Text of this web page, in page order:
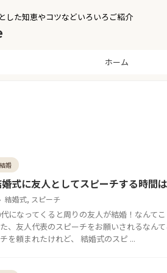
した知恵やコツなどいろいろご紹介
ホーム
結婚
式に友人としてスピーチする時間
結婚式, スピーチ
になってくると周りの友人が結婚！なんて
、友人代表のスピーチをお願いされるなん
を頼まれたけれど、 結婚式のスピ ...